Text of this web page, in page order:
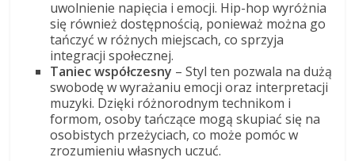
uwolnienie napięcia i emocji. Hip-hop wyróżnia
się również dostępnością, ponieważ można go
tańczyć w różnych miejscach, co sprzyja
integracji społecznej.
Taniec współczesny – Styl ten pozwala na dużą
swobodę w wyrażaniu emocji oraz interpretacji
muzyki. Dzięki różnorodnym technikom i
formom, osoby tańczące mogą skupiać się na
osobistych przeżyciach, co może pomóc w
zrozumieniu własnych uczuć.